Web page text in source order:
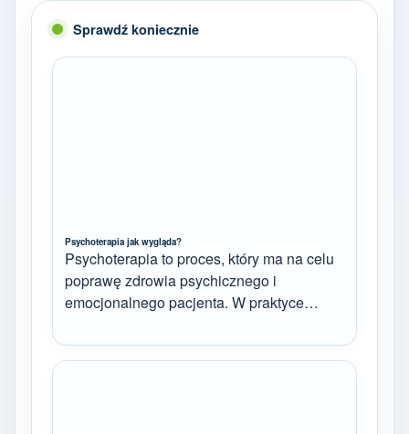
Sprawdź koniecznie
Psychoterapia jak wygląda?
Psychoterapia to proces, który ma na celu
poprawę zdrowia psychicznego i
emocjonalnego pacjenta. W praktyce…